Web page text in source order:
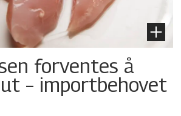
forventes å
– importbehovet